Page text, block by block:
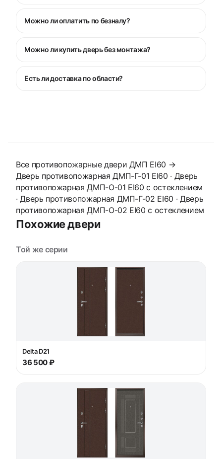
Можно ли оплатить по безналу?
Можно ли купить дверь без монтажа?
Есть ли доставка по области?
Все противопожарные двери ДМП EI60 →
Дверь противопожарная ДМП-Г-01 EI60 · Дверь
противопожарная ДМП-О-01 EI60 с остеклением
·Дверь противопожарная ДМП-Г-02 EI60 · Дверь
противопожарная ДМП-О-02 EI60 с остеклением
Похожие двери
Той же серии
Delta D21
36 500 ₽